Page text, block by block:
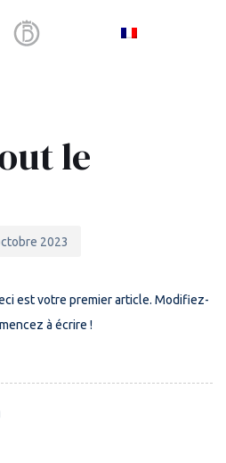
le
2023
est votre premier article. Modifiez-
à écrire !